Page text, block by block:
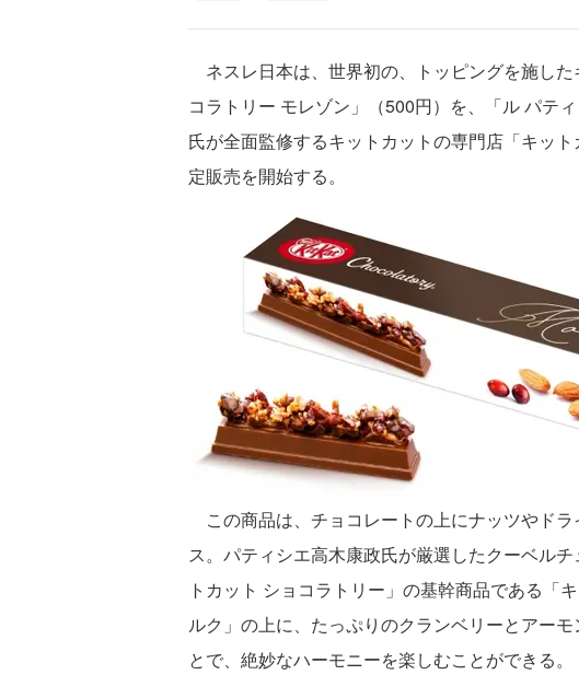
ネスレ日本は、世界初の、トッピングを施し
コラトリー モレゾン」（500円）を、「ル パテ
氏が全面監修するキットカットの専門店「キッ
定販売を開始する。
この商品は、チョコレートの上にナッツやドラ
ス。パティシエ高木康政氏が厳選したクーベル
トカット ショコラトリー」の基幹商品である「
ルク」の上に、たっぷりのクランベリーとアー
とで、絶妙なハーモニーを楽しむことができる。